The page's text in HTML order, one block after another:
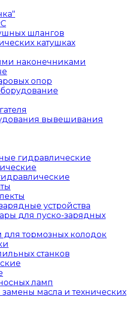
шлангов
катушках
наконечниками
опор
вывешивания
гидравлические
устройства
для пуско-зарядных
для тормозных колодок
станков
ламп
масла и технических